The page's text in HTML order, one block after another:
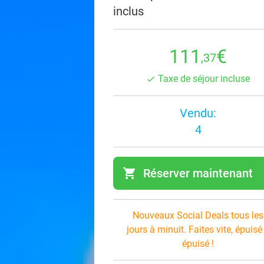
inclus
111 ,37€
Taxe de séjour incluse
Vendu:
4
shopping_cart Réserver maintenant
Nouveaux Social Deals tous les
jours à minuit. Faites vite, épuisé
épuisé !